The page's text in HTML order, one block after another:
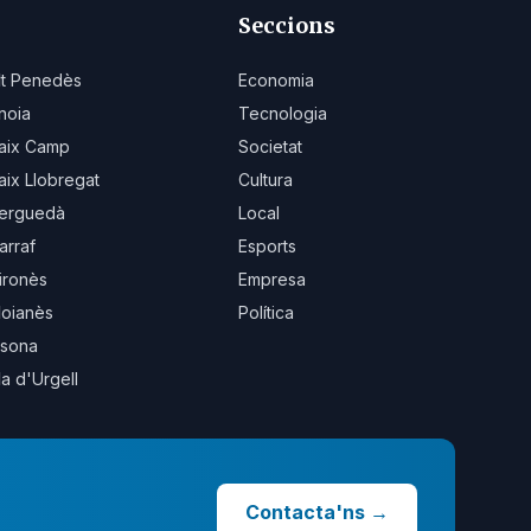
Penedès
Camp
Llobregat
d'Urgell
Seccions
Economia
Tecnologia
Societat
Cultura
Local
Esports
Empresa
Política
Contacta'ns →